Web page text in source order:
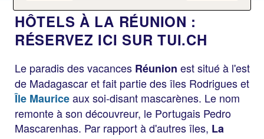
HÔTELS À LA RÉUNION :
RÉSERVEZ ICI SUR TUI.CH
Le paradis des vacances Réunion est situé à l'est
de Madagascar et fait partie des îles Rodrigues et
Île Mauriceaux soi-disant mascarènes. Le nom
remonte à son découvreur, le Portugais Pedro
Mascarenhas. Par rapport à d'autres îles, La